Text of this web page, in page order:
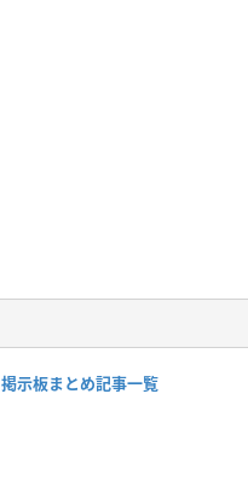
掲示板まとめ記事一覧